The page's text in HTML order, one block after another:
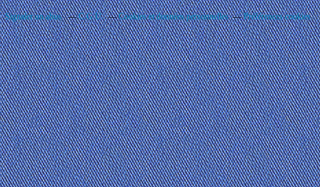
Signaler un abus C.G.U. Cookies et données personnelles Préférences cookies